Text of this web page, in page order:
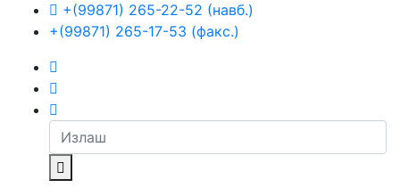
+(99871) 265-22-52 (навб.)
+(99871) 265-17-53 (факс.)